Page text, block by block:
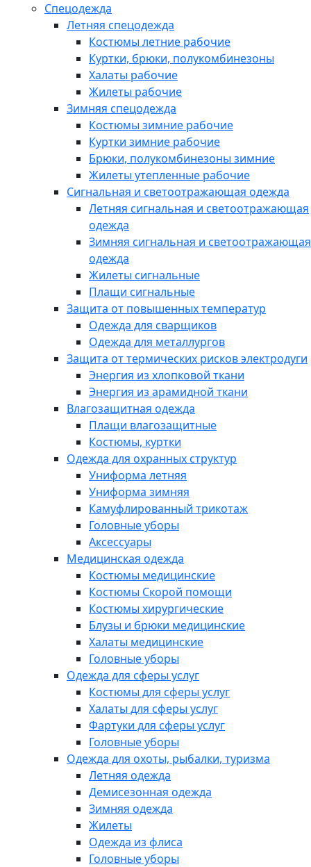
Спецодежда
Летняя спецодежда
Костюмы летние рабочие
Куртки, брюки, полукомбинезоны
Халаты рабочие
Жилеты рабочие
Зимняя спецодежда
Костюмы зимние рабочие
Куртки зимние рабочие
Брюки, полукомбинезоны зимние
Жилеты утепленные рабочие
Сигнальная и светоотражающая одежда
Летняя сигнальная и светоотражающая
одежда
Зимняя сигнальная и светоотражающая
одежда
Жилеты сигнальные
Плащи сигнальные
Защита от повышенных температур
Одежда для сварщиков
Одежда для металлургов
Защита от термических рисков электродуги
Энергия из хлопковой ткани
Энергия из арамидной ткани
Влагозащитная одежда
Плащи влагозащитные
Костюмы, куртки
Одежда для охранных структур
Униформа летняя
Униформа зимняя
Камуфлированный трикотаж
Головные уборы
Аксессуары
Медицинская одежда
Костюмы медицинские
Костюмы Скорой помощи
Костюмы хирургические
Блузы и брюки медицинские
Халаты медицинские
Головные уборы
Одежда для сферы услуг
Костюмы для сферы услуг
Халаты для сферы услуг
Фартуки для сферы услуг
Головные уборы
Одежда для охоты, рыбалки, туризма
Летняя одежда
Демисезонная одежда
Зимняя одежда
Жилеты
Одежда из флиса
Головные уборы